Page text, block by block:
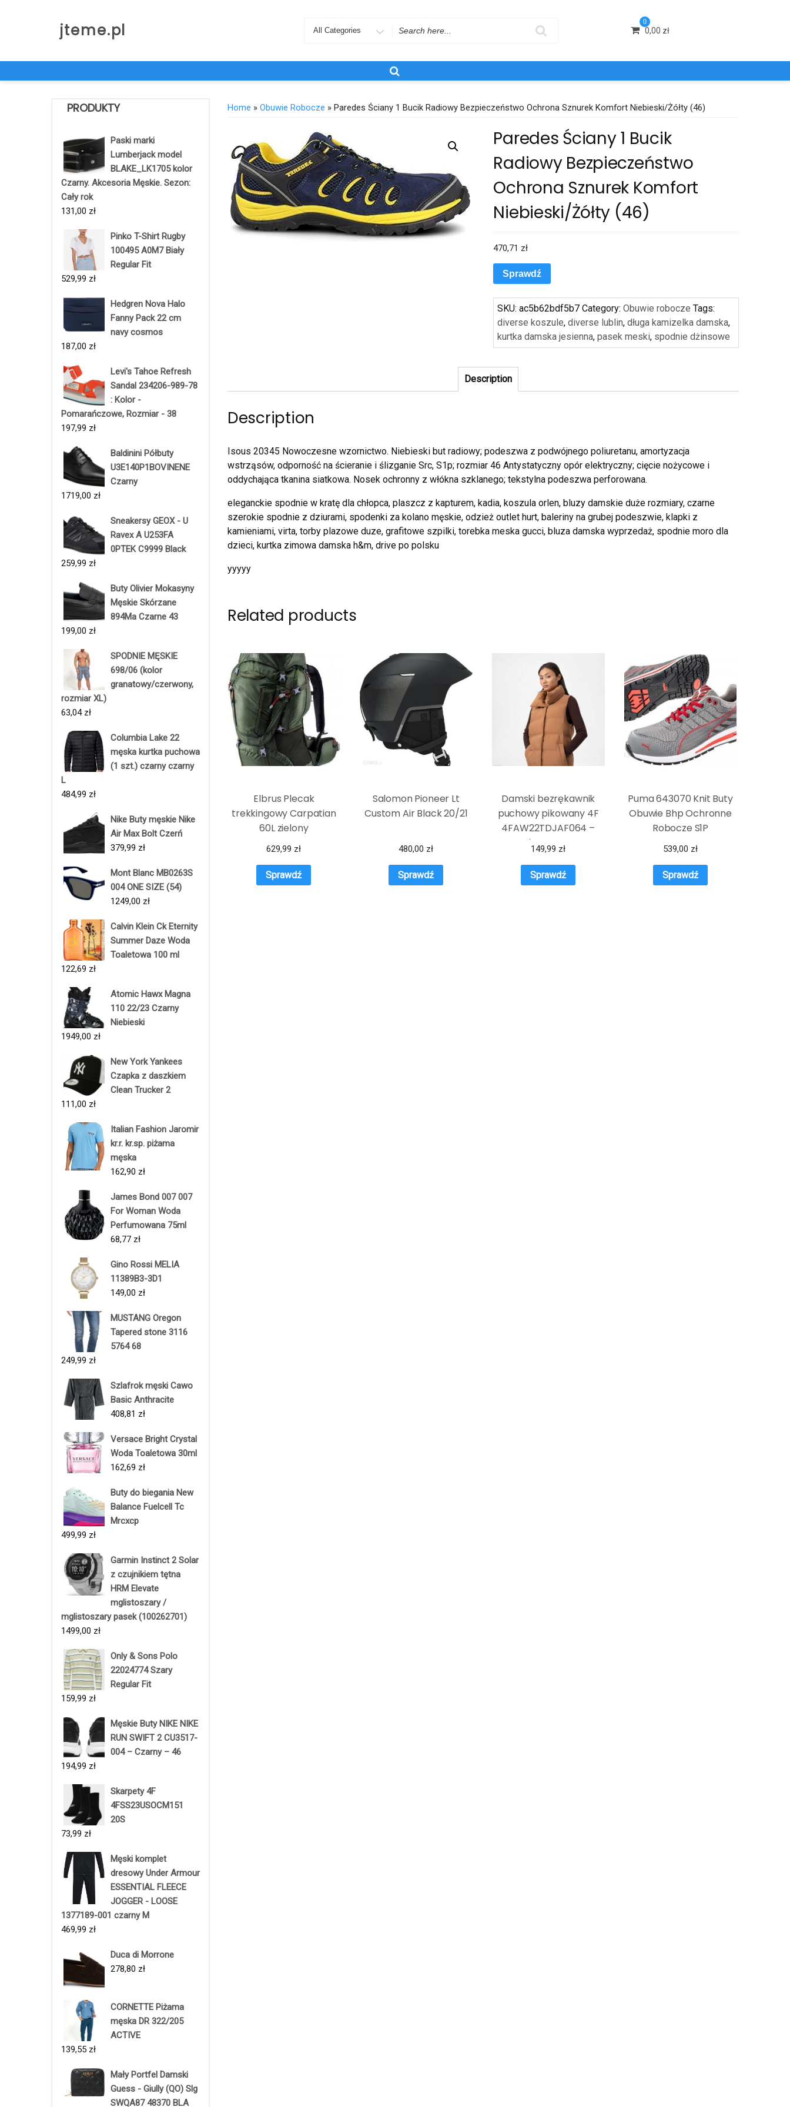
jteme.pl
Search
0
0,00 zł
PRODUKTY
Paski marki
Lumberjack model
BLAKE_LK1705 kolor
Czarny. Akcesoria Męskie. Sezon:
Cały rok
131,00 zł
Pinko T-Shirt Rugby
100495 A0M7 Biały
Regular Fit
529,99 zł
Hedgren Nova Halo
Fanny Pack 22 cm
navy cosmos
187,00 zł
Levi's Tahoe Refresh
Sandal 234206-989-78
: Kolor -
Pomarańczowe, Rozmiar - 38
197,99 zł
Baldinini Półbuty
U3E140P1BOVINENE
Czarny
1719,00 zł
Sneakersy GEOX - U
Ravex A U253FA
0PTEK C9999 Black
259,99 zł
Buty Olivier Mokasyny
Męskie Skórzane
894Ma Czarne 43
199,00 zł
SPODNIE MĘSKIE
698/06 (kolor
granatowy/czerwony,
rozmiar XL)
63,04 zł
Columbia Lake 22
męska kurtka puchowa
(1 szt.) czarny czarny
L
484,99 zł
Nike Buty męskie Nike
Air Max Bolt Czerń
379,99 zł
Mont Blanc MB0263S
004 ONE SIZE (54)
1249,00 zł
Calvin Klein Ck Eternity
Summer Daze Woda
Toaletowa 100 ml
122,69 zł
Atomic Hawx Magna
110 22/23 Czarny
Niebieski
1949,00 zł
New York Yankees
Czapka z daszkiem
Clean Trucker 2
111,00 zł
Italian Fashion Jaromir
kr.r. kr.sp. piżama
męska
162,90 zł
James Bond 007 007
For Woman Woda
Perfumowana 75ml
68,77 zł
Gino Rossi MELIA
11389B3-3D1
149,00 zł
MUSTANG Oregon
Tapered stone 3116
5764 68
249,99 zł
Szlafrok męski Cawo
Basic Anthracite
408,81 zł
Versace Bright Crystal
Woda Toaletowa 30ml
162,69 zł
Buty do biegania New
Balance Fuelcell Tc
Mrcxcp
499,99 zł
Garmin Instinct 2 Solar
z czujnikiem tętna
HRM Elevate
mglistoszary /
mglistoszary pasek (100262701)
1499,00 zł
Only & Sons Polo
22024774 Szary
Regular Fit
159,99 zł
Męskie Buty NIKE NIKE
RUN SWIFT 2 CU3517-
004 – Czarny – 46
194,99 zł
Skarpety 4F
4FSS23USOCM151
20S
73,99 zł
Męski komplet
dresowy Under Armour
ESSENTIAL FLEECE
JOGGER - LOOSE
1377189-001 czarny M
469,99 zł
Duca di Morrone
278,80 zł
CORNETTE Piżama
męska DR 322/205
ACTIVE
139,55 zł
Mały Portfel Damski
Guess - Giully (QO) Slg
SWQA87 48370 BLA
Home » Obuwie Robocze » Paredes Ściany 1 Bucik Radiowy Bezpieczeństwo Ochrona Sznurek Komfort Niebieski/Żółty (46)
Paredes Ściany 1 Bucik
Radiowy Bezpieczeństwo
Ochrona Sznurek Komfort
Niebieski/Żółty (46)
470,71 zł
Sprawdź
SKU:ac5b62bdf5b7 Category:Obuwie robocze Tags:
diverse koszule,diverse lublin,długa kamizelka damska,
kurtka damska jesienna,pasek meski, spodnie dżinsowe
Description
Description
Isous 20345 Nowoczesne wzornictwo. Niebieski but radiowy; podeszwa z podwójnego poliuretanu, amortyzacja
wstrząsów, odporność na ścieranie i ślizganie Src, S1p; rozmiar 46 Antystatyczny opór elektryczny; cięcie nożycowe i
oddychająca tkanina siatkowa. Nosek ochronny z włókna szklanego; tekstylna podeszwa perforowana.
eleganckie spodnie w kratę dla chłopca, plaszcz z kapturem, kadia, koszula orlen, bluzy damskie duże rozmiary, czarne
szerokie spodnie z dziurami, spodenki za kolano męskie, odzież outlet hurt, baleriny na grubej podeszwie, klapki z
kamieniami, virta, torby plazowe duze, grafitowe szpilki, torebka meska gucci, bluza damska wyprzedaż, spodnie moro dla
dzieci, kurtka zimowa damska h&m, drive po polsku
yyyyy
Related products
Elbrus Plecak
trekkingowy Carpatian
60L zielony
629,99 zł
Sprawdź
Salomon Pioneer Lt
Custom Air Black 20/21
480,00 zł
Sprawdź
Damski bezrękawnik
puchowy pikowany 4F
4FAW22TDJAF064 –
brązowy
149,99 zł
Sprawdź
Puma 643070 Knit Buty
Obuwie Bhp Ochronne
Robocze S1P
539,00 zł
Sprawdź